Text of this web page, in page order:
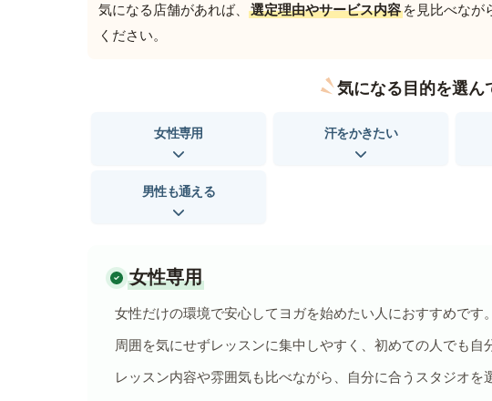
気になる店舗があれば、
選定理由やサービス内容 を見比べなが
ください。
気になる目的を選ん
女性専用 汗をかきたい
男性も通える
女性専用
女性だけの環境で安心してヨガを始めたい人におすすめです。
周囲を気にせずレッスンに集中しやすく、初めての人でも自
レッスン内容や雰囲気も比べながら、自分に合うスタジオを